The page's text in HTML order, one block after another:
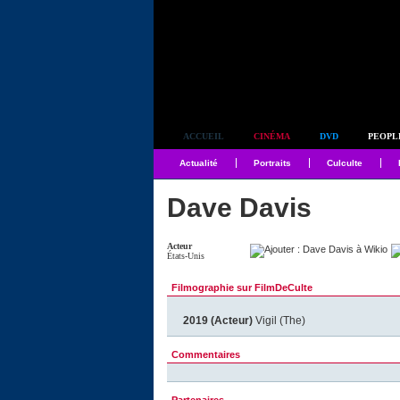
ACCUEIL CINÉMA DVD
Actualité Portraits Culculte
Dave Davis
Acteur
États-Unis
Filmographie sur FilmDeCulte
2019 (Acteur) Vigil (The)
Commentaires